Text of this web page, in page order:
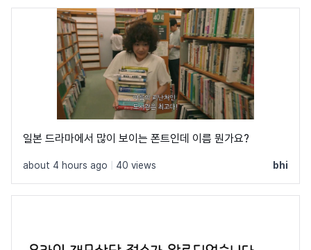
일본 드라마에서 많이 보이는 폰트인데 이름 뭔가요?
about 4 hours ago 40 views bhi